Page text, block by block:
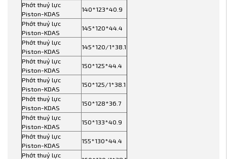
Phớt thuỷ lực
Piston-KDAS
140*123*40.9
Phớt thuỷ lực
Piston-KDAS
145*120*44.4
Phớt thuỷ lực
Piston-KDAS
145*120/1*38.1
Phớt thuỷ lực
Piston-KDAS
150*125*44.4
Phớt thuỷ lực
Piston-KDAS
150*125/1*38.1
Phớt thuỷ lực
Piston-KDAS
150*128*36.7
Phớt thuỷ lực
Piston-KDAS
150*133*40.9
Phớt thuỷ lực
Piston-KDAS
155*130*44.4
Phớt thuỷ lực